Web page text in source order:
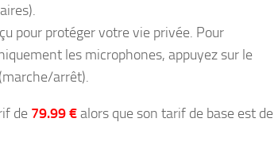
pour protéger votre vie privée. Pour
les microphones, appuyez sur le
arrêt).
de 79.99 €alors que son tarif de base est de